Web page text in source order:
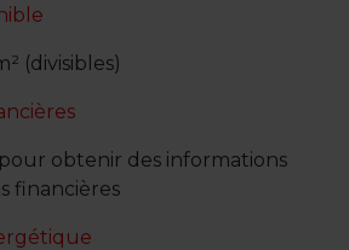
(divisibles)
obtenir des informations
financières